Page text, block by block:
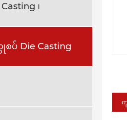
၊
Die Casting
ကု